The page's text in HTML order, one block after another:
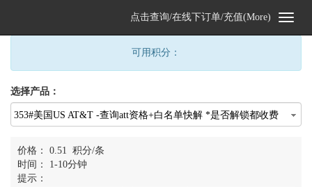
点击查询/在线下订单/充值(More)
可用积分：
选择产品：
353#美国US AT&T -查询att资格+白名单快解 *是否解锁都收费
价格： 0.51 积分/条
时间： 1-10分钟
提示：